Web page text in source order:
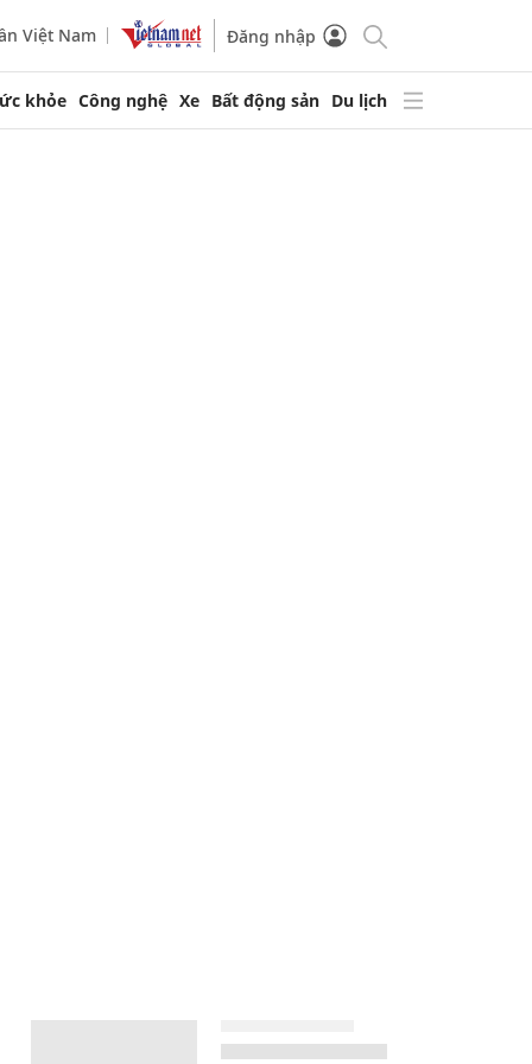
Việt Nam Đăng nhập
khỏe Công nghệ Xe Bất động sản Du lịch